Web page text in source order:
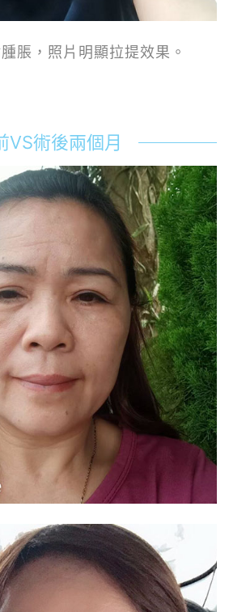
脹，照片明顯拉提效果。
VS術後兩個月